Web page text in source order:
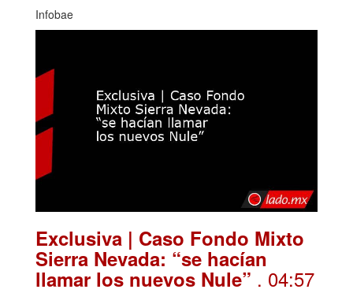
Infobae
Exclusiva | Caso Fondo Mixto
Sierra Nevada: “se hacían
llamar los nuevos Nule” . 04:57